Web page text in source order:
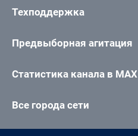
Техподдержка
Предвыборная агитация
Статистика канала в MAX
Все города сети